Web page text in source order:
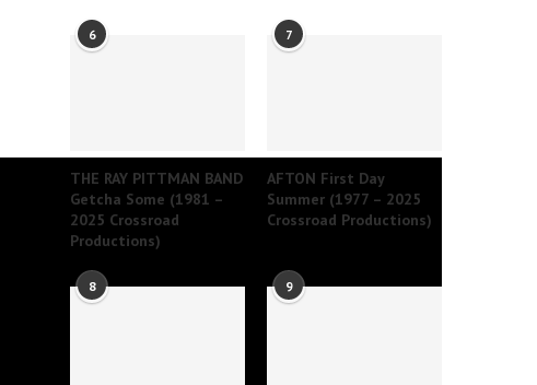
6
THE RAY PITTMAN BAND
Getcha Some (1981 –
2025 Crossroad
Productions)
7
AFTON First Day
Summer (1977 – 2025
Crossroad Productions)
8 9